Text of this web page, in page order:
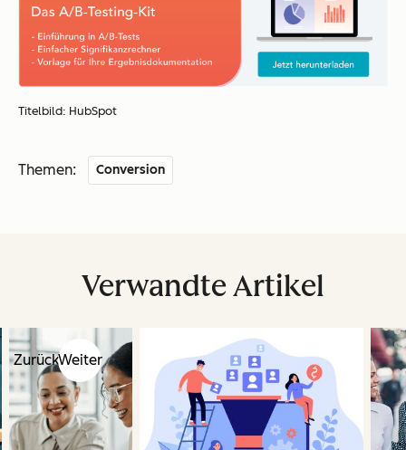
Titelbild: HubSpot
Themen: Conversion
Verwandte Artikel
ZurückWeiter